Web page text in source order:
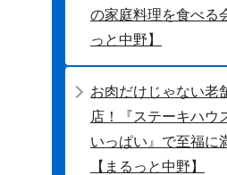
の家庭料理を食べる
っと中野】
お肉だけじゃない老
店！『ステーキハウ
いっぱい』で至福に
【まるっと中野】